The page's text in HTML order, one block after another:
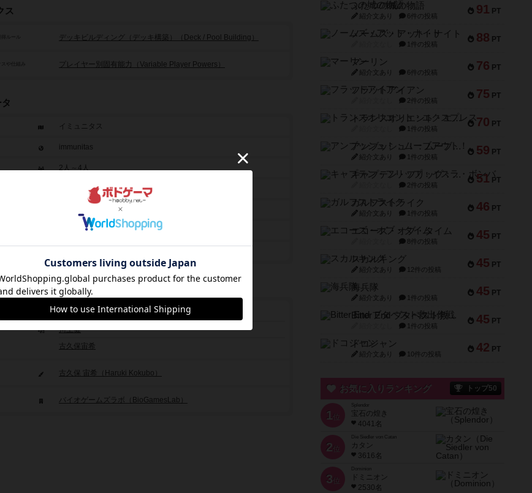
ス
デッキビルディング（デッキ構築）（Deck / Pool Building）
や仕組み プレイヤー別固有能力（Variable Player Powers）
イミュニタス
immunitas
2人～4人
25分～50分
2019年～
ト
中野誠大
川上健
古久保宙希
古久保 宙希（Haruki Kokubo）
バイオゲームズラボ（BioGamesLab）
91 PT
ふたつの城の物語
紹介文あり 6件の投稿
88 PT
ノームズ・アット・ナイト
1件の投稿
76 PT
マーリン
紹介文あり 6件の投稿
75 PT
フラットアイアン
2件の投稿
70 PT
トランスオリエント・エクスプレス
1件の投稿
59 PT
アンブッシュ！：ムーブアウト！
紹介文あり 1件の投稿
51 PT
キャプテン・フリップ：イスラ・ボンバ
2件の投稿
46 PT
ガルフストライク
紹介文あり 1件の投稿
45 PT
エコーズ・オブ・タイム
8件の投稿
45 PT
スカルキング
紹介文あり 12件の投稿
45 PT
海兵隊
紹介文あり 1件の投稿
45 PT
Bitter End ブタペスト救出作戦
1件の投稿
42 PT
ドコジャン
紹介文あり 10件の投稿
お気に入りランキング トップ50
1 位
宝石の煌き
4041名
2 位
Die Siedler von Catan
カタン
3616名
3 位
ドミニオン
2530名